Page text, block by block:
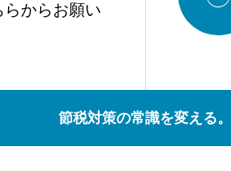
らからお願い
節税対策の常識を変える。